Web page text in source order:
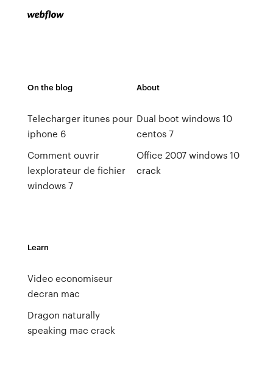
On the blog
Telecharger itunes pour
iphone 6
Comment ouvrir
lexplorateur de fichier
windows 7
About
Dual boot windows 10
centos 7
Office 2007 windows 10
crack
Learn
Video economiseur
decran mac
Dragon naturally
speaking mac crack